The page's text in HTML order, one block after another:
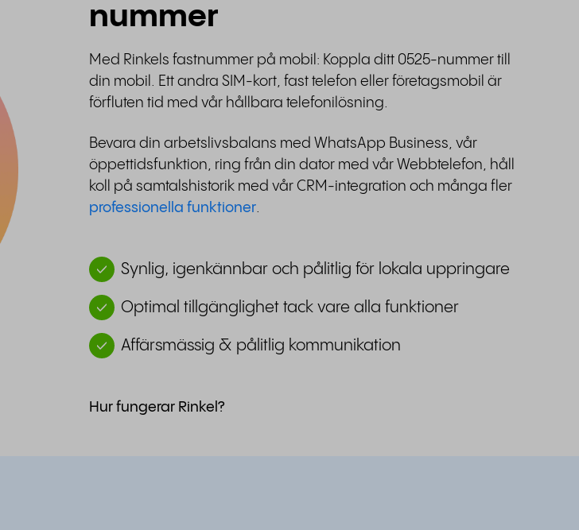
nummer
Med Rinkels fastnummer på mobil: Koppla ditt 0525-nummer till
din mobil. Ett andra SIM-kort, fast telefon eller företagsmobil är
förfluten tid med vår hållbara telefonilösning.
Bevara din arbetslivsbalans med WhatsApp Business, vår
öppettidsfunktion, ring från din dator med vår Webbtelefon, håll
koll på samtalshistorik med vår CRM-integration och många fler
professionella funktioner.
Synlig, igenkännbar och pålitlig för lokala uppringare
Optimal tillgänglighet tack vare alla funktioner
Affärsmässig & pålitlig kommunikation
Hur fungerar Rinkel?